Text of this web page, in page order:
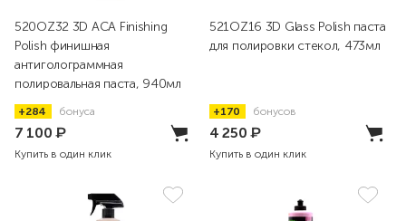
520OZ32 3D ACA Finishing
Polish финишная
антиголограммная
полировальная паста, 940мл
+284 бонуса
7 100₽
Купить в один клик
521OZ16 3D Glass Polish паста
для полировки стекол, 473мл
+170 бонусов
4 250₽
Купить в один клик